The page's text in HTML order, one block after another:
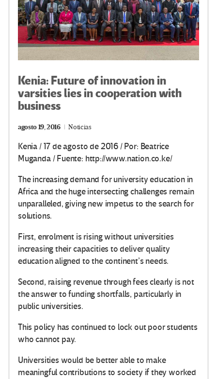
Kenia: Future of innovation in
varsities lies in cooperation with
business
agosto 19, 2016 Noticias
Kenia / 17 de agosto de 2016 / Por: Beatrice
Muganda / Fuente: http://www.nation.co.ke/
The increasing demand for university education in
Africa and the huge intersecting challenges remain
unparalleled, giving new impetus to the search for
solutions.
First, enrolment is rising without universities
increasing their capacities to deliver quality
education aligned to the continent’s needs.
Second, raising revenue through fees clearly is not
the answer to funding shortfalls, particularly in
public universities.
This policy has continued to lock out poor students
who cannot pay.
Universities would be better able to make
meaningful contributions to society if they worked